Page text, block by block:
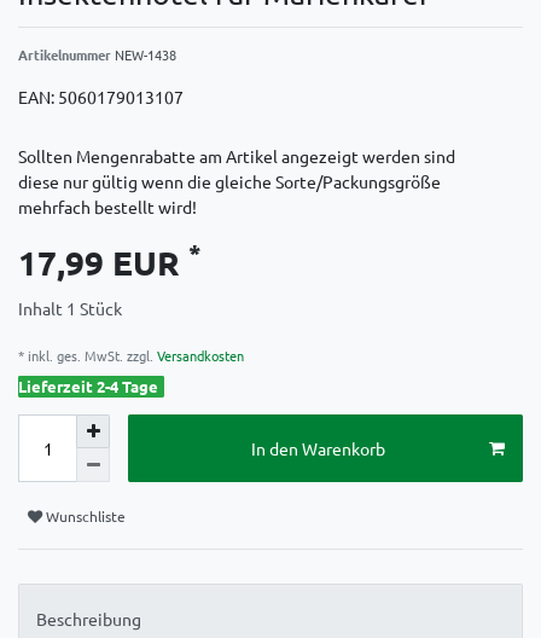
Artikelnummer NEW-1438
EAN: 5060179013107
Sollten Mengenrabatte am Artikel angezeigt werden sind
diese nur gültig wenn die gleiche Sorte/Packungsgröße
mehrfach bestellt wird!
17,99 EUR *
Inhalt 1 Stück
* inkl. ges. MwSt. zzgl. Versandkosten
Lieferzeit 2-4 Tage
In den Warenkorb
Wunschliste
Beschreibung